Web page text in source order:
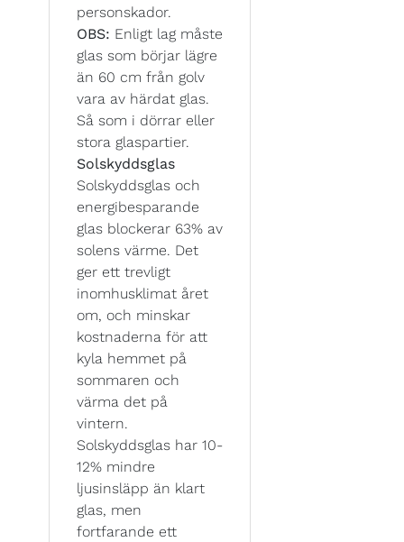
personskador.
OBS: Enligt lag måste
glas som börjar lägre
än 60 cm från golv
vara av härdat glas.
Så som i dörrar eller
stora glaspartier.
Solskyddsglas
Solskyddsglas och
energibesparande
glas blockerar 63% av
solens värme. Det
ger ett trevligt
inomhusklimat året
om, och minskar
kostnaderna för att
kyla hemmet på
sommaren och
värma det på
vintern.
Solskyddsglas har 10-
12% mindre
ljusinsläpp än klart
glas, men
fortfarande ett